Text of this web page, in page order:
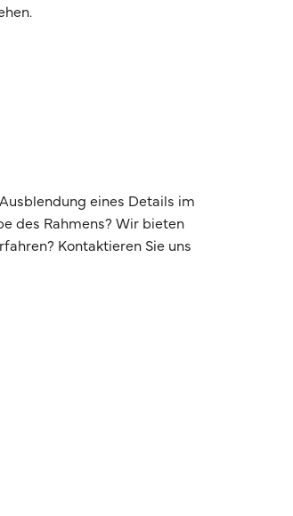
eines Details im
des Rahmens? Wir bieten
Kontaktieren Sie uns